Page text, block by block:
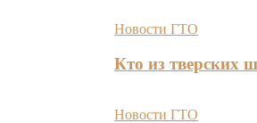
Новости ГТО
Кто из тверских
Новости ГТО